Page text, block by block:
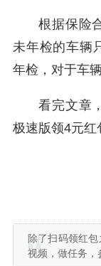
根据保险
未年检的车辆
年检，对于车
看完文章
极速版领4元红
除了扫码领红
视频，做任务，